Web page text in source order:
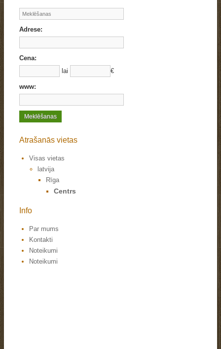
Adrese:
Cena:
lai
€
www:
Atrašanās vietas
Visas vietas
latvija
Rīga
Centrs
Info
Par mums
Kontakti
Noteikumi
Noteikumi